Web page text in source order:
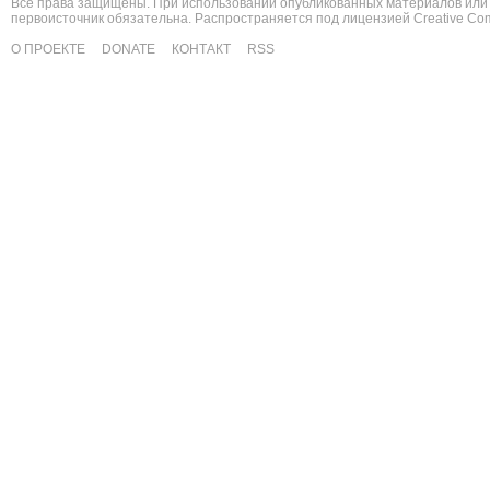
первоисточник обязательна. Распространяется под лицензией Creative
О ПРОЕКТЕ
DONATE КОНТАКТ RSS